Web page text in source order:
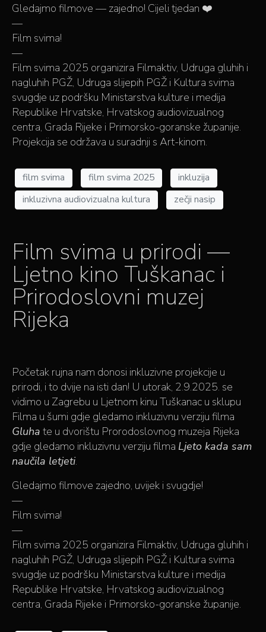
Gledajmo filmove — zajedno! Cijeli tjedan ❤️
—
Film svima!
—
Film svima 2025 organizira Filmaktiv, Udruga gluhih i
nagluhih PGŽ, Udruga slijepih PGŽ i Kultura svima
svugdje uz podršku Ministarstva kulture i medija
Republike Hrvatske, Hrvatskog audiovizualnog
centra, Grada Rijeke i Primorsko-goranske županije.
Projekcija se održava u suradnji s Art-kinom.
film svima film svima 2025
inkluzija
inkluzivna audiovizualna kultura
zečji nasip
Film svima u prirodi —
Ljetno kino Tuškanac i
Prirodoslovni muzej
Rijeka
Početak rujna nam donosi inkluzivne projekcije u
prirodi, i to dvije na isti dan! U utorak, 2.9.2025. se
vidimo u Zagrebu u Ljetnom kinu Tuškanac u sklupu
Filma u šumi gdje gledamo inkluzivnu verziju filma
Gluha te u dvorištu Prorodoslovnog muzeja Rijeka
gdje gledamo inkluzivnu verziju filma Ljeto kada sam
naučila letjeti.
Gledajmo filmove zajedno, uvijek i svugdje!
—
Film svima!
—
Film svima 2025 organizira Filmaktiv, Udruga gluhih i
nagluhih PGŽ, Udruga slijepih PGŽ i Kultura svima
svugdje uz podršku Ministarstva kulture i medija
Republike Hrvatske, Hrvatskog audiovizualnog
centra, Grada Rijeke i Primorsko-goranske županije.